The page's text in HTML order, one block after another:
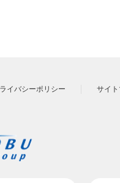
イバシーポリシー サイ